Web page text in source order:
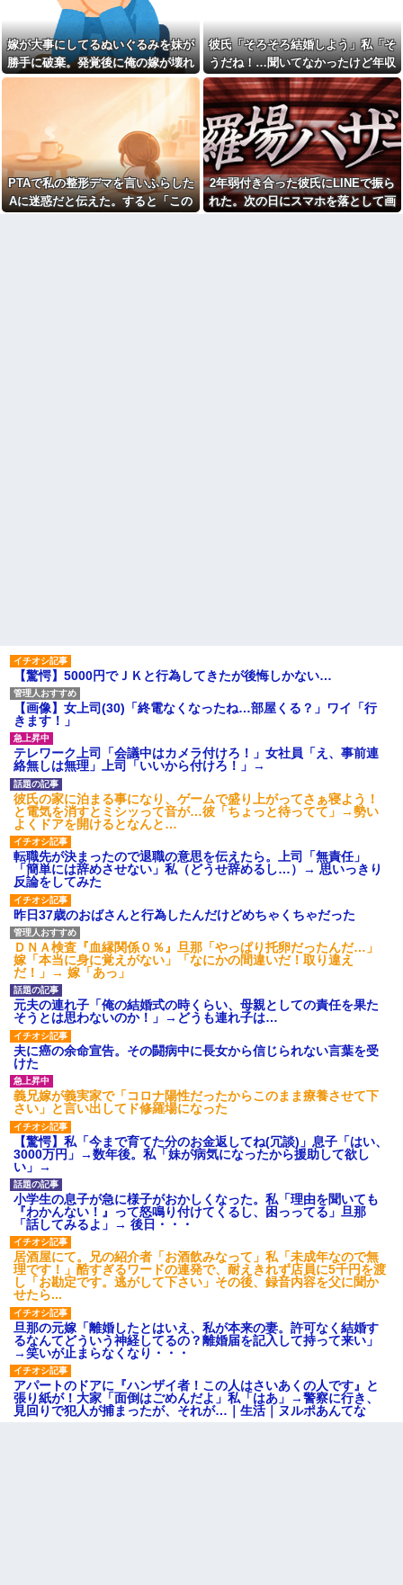
取り放題でてんこ盛りにして
るのはまあ見かけるが持ち帰り
はなしでしょう、、、
母が「学費を親が払うのはお
かしい」と言い出した。その理
由を聞いて思わず耳を疑ってし
「昼間にあんなこと言った自
分がバカ」と勝手に懺悔すら口
にした営業
【うわぁ】 横向き寝、体に負
担があったと判明ｗｗｗｗｗｗ
ｗ
ショートスリーバー堀大輔さ
ん、とんでもない事になるｗｗ
こに金庫があったから、開けて
みようとしただけ☆』義兄「泥
は出てけ！二度と来るな！」結
果・・・
私「初めて飲む味だけどなん
のお茶？」彼「ちっ！」私「」
【GIF】JSのカンチョーワロ
タ
後続車にクラクションを鳴ら
され彼氏が逆切れ。「何クラク
ション鳴らしてんだ！降りてこ
いよ！」と怒鳴りだし...
【衝撃】報酬100万円超の治験
募集がこちらｗｗｗｗｗ(※画像
あり)
【ネット騒然】惨殺されたタ
ワマン頂き女子のこの動画、す
げえええええｗｗｗｗｗｗｗｗ
ｗｗｗ
【愕然】白のクラウン俺氏、
高速道路左車線を制限速度で走
った結果wwwwwwwwwwww
百年の恋12-899 食べた量を
張り合ってくる
【悲報】佐藤輝明・・・２軍
でも盛大にやらかす←あまり悲
しませないでくれ
谷〇厳選ｗｗｗｗ他
【修羅場】帰宅したら間男に
フルボッコされた結果…その理
由がこれｗｗｗ
会社クビになった正社員だけ
ど質問ある？
【画像】笑える画像、素敵な
画像、なんでも貼っていけｗｗ
ｗｗｗ
【衝撃】女叩きの弟を陰でサ
ポートする姉…その真意が怖す
ぎるｗｗｗｗ
職場の流し台に、飲み終わっ
嫁が大事にしてるぬいぐるみを妹が
勝手に破棄。発覚後に俺の嫁が壊れ
た
彼氏「そろそろ結婚しよう」私「そ
うだね！…聞いてなかったけど年収
とかって聞いてもいい？」彼氏「2
億かな」私「……は？」
PTAで私の整形デマを言いふらした
Aに迷惑だと伝えた。すると「この
2年弱付き合った彼氏にLINEで振ら
れた。次の日にスマホを落として画
【驚愕】5000円でＪＫと行為してきたが後悔しかない…
【画像】女上司(30)「終電なくなったね…部屋くる？」ワイ「行
きます！」
テレワーク上司「会議中はカメラ付けろ！」女社員「え、事前連
絡無しは無理」上司「いいから付けろ！」→
彼氏の家に泊まる事になり、ゲームで盛り上がってさぁ寝よう！
と電気を消すとミシッって音が…彼「ちょっと待ってて」→勢い
よくドアを開けるとなんと…
転職先が決まったので退職の意思を伝えたら。上司「無責任」
「簡単には辞めさせない」私（どうせ辞めるし…）→ 思いっきり
反論をしてみた
昨日37歳のおばさんと行為したんだけどめちゃくちゃだった
ＤＮＡ検査『血縁関係０％』旦那「やっぱり托卵だったんだ…」
嫁「本当に身に覚えがない」「なにかの間違いだ！取り違え
だ！」→ 嫁「あっ」
元夫の連れ子「俺の結婚式の時くらい、母親としての責任を果た
そうとは思わないのか！」→どうも連れ子は…
夫に癌の余命宣告。その闘病中に長女から信じられない言葉を受
けた
義兄嫁が義実家で「コロナ陽性だったからこのまま療養させて下
さい」と言い出してド修羅場になった
【驚愕】私「今まで育てた分のお金返してね(冗談)」息子「はい、
3000万円」→数年後。私「妹が病気になったから援助して欲し
い」→
小学生の息子が急に様子がおかしくなった。私「理由を聞いても
『わかんない！』って怒鳴り付けてくるし、困っってる」旦那
「話してみるよ」→ 後日・・・
居酒屋にて。兄の紹介者「お酒飲みなって」私「未成年なので無
理です！」酷すぎるワードの連発で、耐えきれず店員に5千円を渡
し「お勘定です。逃がして下さい」その後、録音内容を父に聞か
せたら...
旦那の元嫁「離婚したとはいえ、私が本来の妻。許可なく結婚す
るなんてどういう神経してるの？離婚届を記入して持って来い」
→笑いが止まらなくなり・・・
アパートのドアに『ハンザイ者！この人はさいあくの人です』と
張り紙が！大家「面倒はごめんだよ」私「はあ」→警察に行き、
見回りで犯人が捕まったが、それが…｜生活｜ヌルポあんてな